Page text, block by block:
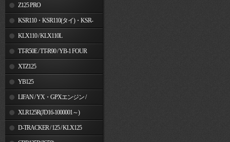
Z125 PRO
KSR110・KSR110(タイ)・KSR-
I/II・KSR PRO
KLX110 / KLX110L
TT-R50E / TT-R90 / YB-1 FOUR
XTZ125
YB125
LIFAN / YX・GPXエンジン /
JinchengXLR125R(JD16-1000001～)
D-TRACKER / 125 / KLX125